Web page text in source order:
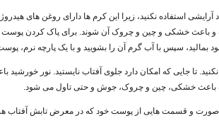
آرایشی استفاده نکنید، زیرا این کرم ها دارای روغن های
و باعث خشکی و چین و چروک آن شوند. برای پاک کردن پوست
بمالید، سپس با آب گرم آن را بشویید و با یک پارچه نرم،
تا جایی که امکان دارد جلوی آفتاب نایستید. نور
باعث خشکی، چین و چروک، جوش و حتی تاول می شود.
صورت و قسمت هایی از پوست خود که در معرض تابش آفتاب